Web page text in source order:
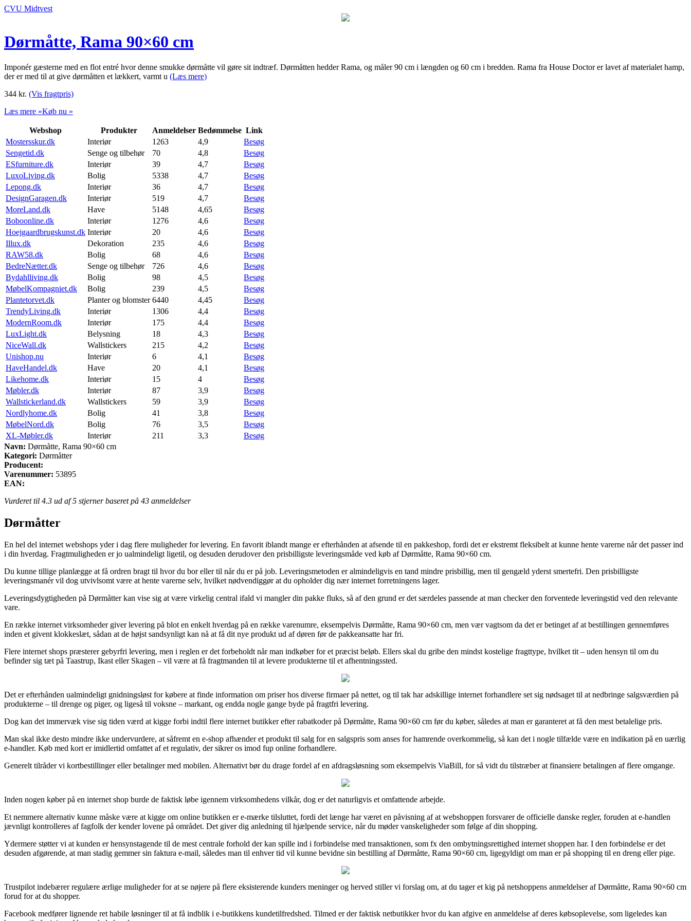
CVU Midtvest
Dørmåtte, Rama 90×60 cm
Imponér gæsterne med en flot entré hvor denne smukke dørmåtte vil gøre sit indtræf. Dørmåtten hedder Rama, og måler 90 cm i længden og 60 cm i bredden. Rama fra House Doctor er lavet af materialet hamp,
der er med til at give dørmåtten et lækkert, varmt u (Læs mere)
344 kr. (Vis fragtpris)
Læs mere »Køb nu »
Webshop Produkter Anmeldelser Bedømmelse Link
Mostersskur.dk
Interiør 1263 4,9
Besøg
Sengetid.dk
Senge og tilbehør 70 4,8
Besøg
ESfurniture.dk
Interiør 39 4,7
Besøg
LuxoLiving.dk
Bolig 5338 4,7
Besøg
Lepong.dk
Interiør 36 4,7
Besøg
DesignGaragen.dk
Interiør 519 4,7
Besøg
MoreLand.dk
Have 5148 4,65
Besøg
Boboonline.dk
Interiør 1276 4,6
Besøg
Hoejgaardbrugskunst.dk Interiør 20 4,6
Besøg
Illux.dk
Dekoration 235 4,6
Besøg
RAW58.dk
Bolig 68 4,6
Besøg
BedreNætter.dk
Senge og tilbehør 726 4,6
Besøg
Bydahlliving.dk
Bolig 98 4,5
Besøg
MøbelKompagniet.dk
Bolig 239 4,5
Besøg
Plantetorvet.dk
Planter og blomster 6440 4,45
Besøg
TrendyLiving.dk
Interiør 1306 4,4
Besøg
ModernRoom.dk
Interiør 175 4,4
Besøg
LuxLight.dk
Belysning 18 4,3
Besøg
NiceWall.dk
Wallstickers 215 4,2
Besøg
Unishop.nu
Interiør 6 4,1
Besøg
HaveHandel.dk
Have 20 4,1
Besøg
Likehome.dk
Interiør 15 4
Besøg
Møbler.dk
Interiør 87 3,9
Besøg
Wallstickerland.dk
Wallstickers 59 3,9
Besøg
Nordlyhome.dk
Bolig 41 3,8
Besøg
MøbelNord.dk
Bolig 76 3,5
Besøg
XL-Møbler.dk
Interiør 211 3,3
Besøg
Navn: Dørmåtte, Rama 90×60 cm
Kategori: Dørmåtter
Producent:
Varenummer: 53895
EAN:
Vurderet til 4.3 ud af 5 stjerner baseret på 43 anmeldelser
Dørmåtter
En hel del internet webshops yder i dag flere muligheder for levering. En favorit iblandt mange er efterhånden at afsende til en pakkeshop, fordi det er ekstremt fleksibelt at kunne hente varerne når det passer ind
i din hverdag. Fragtmuligheden er jo ualmindeligt ligetil, og desuden derudover den prisbilligste leveringsmåde ved køb af Dørmåtte, Rama 90×60 cm.
Du kunne tillige planlægge at få ordren bragt til hvor du bor eller til når du er på job. Leveringsmetoden er almindeligvis en tand mindre prisbillig, men til gengæld yderst smertefri. Den prisbilligste
leveringsmanér vil dog utvivlsomt være at hente varerne selv, hvilket nødvendiggør at du opholder dig nær internet forretningens lager.
Leveringsdygtigheden på Dørmåtter kan vise sig at være virkelig central ifald vi mangler din pakke fluks, så af den grund er det særdeles passende at man checker den forventede leveringstid ved den relevante
vare.
En række internet virksomheder giver levering på blot en enkelt hverdag på en række varenumre, eksempelvis Dørmåtte, Rama 90×60 cm, men vær vagtsom da det er betinget af at bestillingen gennemføres
inden et givent klokkeslæt, sådan at de højst sandsynligt kan nå at få dit nye produkt ud af døren før de pakkeansatte har fri.
Flere internet shops præsterer gebyrfri levering, men i reglen er det forbeholdt når man indkøber for et præcist beløb. Ellers skal du gribe den mindst kostelige fragttype, hvilket tit – uden hensyn til om du
befinder sig tæt på Taastrup, Ikast eller Skagen – vil være at få fragtmanden til at levere produkterne til et afhentningssted.
Det er efterhånden ualmindeligt gnidningsløst for købere at finde information om priser hos diverse firmaer på nettet, og til tak har adskillige internet forhandlere set sig nødsaget til at nedbringe salgsværdien på
produkterne – til drenge og piger, og ligeså til voksne – markant, og endda nogle gange byde på fragtfri levering.
Dog kan det immervæk vise sig tiden værd at kigge forbi indtil flere internet butikker efter rabatkoder på Dørmåtte, Rama 90×60 cm før du køber, således at man er garanteret at få den mest betalelige pris.
Man skal ikke desto mindre ikke undervurdere, at såfremt en e-shop afhænder et produkt til salg for en salgspris som anses for hamrende overkommelig, så kan det i nogle tilfælde være en indikation på en uærlig
e-handler. Køb med kort er imidlertid omfattet af et regulativ, der sikrer os imod fup online forhandlere.
Generelt tilråder vi kortbestillinger eller betalinger med mobilen. Alternativt bør du drage fordel af en afdragsløsning som eksempelvis ViaBill, for så vidt du tilstræber at finansiere betalingen af flere omgange.
Inden nogen køber på en internet shop burde de faktisk løbe igennem virksomhedens vilkår, dog er det naturligvis et omfattende arbejde.
Et nemmere alternativ kunne måske være at kigge om online butikken er e-mærke tilsluttet, fordi det længe har været en påvisning af at webshoppen forsvarer de officielle danske regler, foruden at e-handlen
jævnligt kontrolleres af fagfolk der kender lovene på området. Det giver dig anledning til hjælpende service, når du møder vanskeligheder som følge af din shopping.
Ydermere støtter vi at kunden er hensynstagende til de mest centrale forhold der kan spille ind i forbindelse med transaktionen, som fx den ombytningsrettighed internet shoppen har. I den forbindelse er det
desuden afgørende, at man stadig gemmer sin faktura e-mail, således man til enhver tid vil kunne bevidne sin bestilling af Dørmåtte, Rama 90×60 cm, ligegyldigt om man er på shopping til en dreng eller pige.
Trustpilot indebærer regulære ærlige muligheder for at se nøjere på flere eksisterende kunders meninger og herved stiller vi forslag om, at du tager et kig på netshoppens anmeldelser af Dørmåtte, Rama 90×60 cm
forud for at du shopper.
Facebook medfører lignende ret habile løsninger til at få indblik i e-butikkens kundetilfredshed. Tilmed er der faktisk netbutikker hvor du kan afgive en anmeldelse af deres købsoplevelse, som ligeledes kan